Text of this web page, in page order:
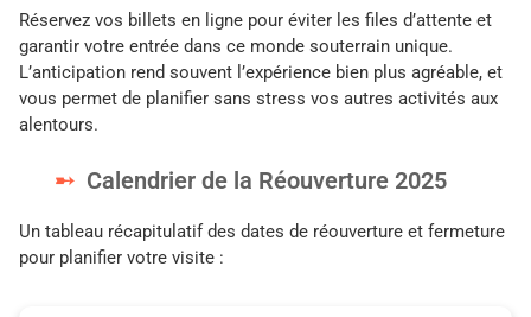
Réservez vos billets en ligne pour éviter les files d’attente et
garantir votre entrée dans ce monde souterrain unique.
L’anticipation rend souvent l’expérience bien plus agréable, et
vous permet de planifier sans stress vos autres activités aux
alentours.
Calendrier de la Réouverture 2025
Un tableau récapitulatif des dates de réouverture et fermeture
pour planifier votre visite :